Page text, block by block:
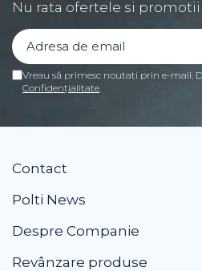
Nu rata ofertele si
Vreau să primesc noutati prin e-mail.
Confidențialitate.
Contact
Polti News
Despre Companie
Revânzare produse